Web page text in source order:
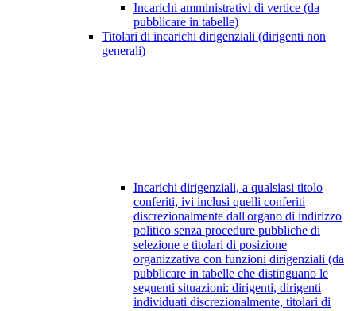
Incarichi amministrativi di vertice (da
pubblicare in tabelle)
Titolari di incarichi dirigenziali (dirigenti non
generali)
Incarichi dirigenziali, a qualsiasi titolo
conferiti, ivi inclusi quelli conferiti
discrezionalmente dall'organo di indirizzo
politico senza procedure pubbliche di
selezione e titolari di posizione
organizzativa con funzioni dirigenziali (da
pubblicare in tabelle che distinguano le
seguenti situazioni: dirigenti, dirigenti
individuati discrezionalmente, titolari di